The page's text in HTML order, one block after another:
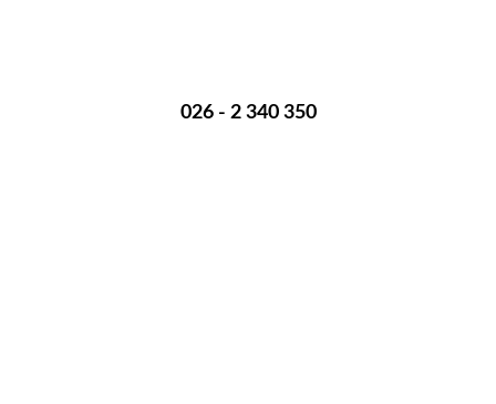
026 - 2 340 350